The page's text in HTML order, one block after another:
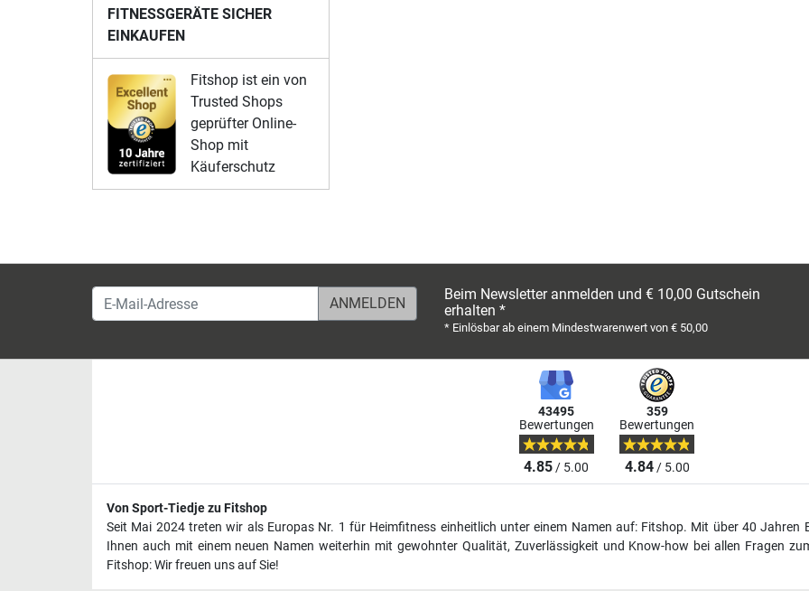
FITNESSGERÄTE SICHER
EINKAUFEN
Fitshop ist ein von
Trusted Shops
geprüfter Online-
Shop mit
Käuferschutz
E-Mail-Adresse
Beim Newsletter anmelden und € 10,00 Gutschein
erhalten *
* Einlösbar ab einem Mindestwarenwert von € 50,00
43495
Bewertungen
4.85/ 5.00
359
Bewertungen
4.84/ 5.00
Von Sport-Tiedje zu Fitshop
Seit Mai 2024 treten wir als Europas Nr. 1 für Heimfitness einheitlich unter einem Namen auf: Fitshop. Mit über 40
Ihnen auch mit einem neuen Namen weiterhin mit gewohnter Qualität, Zuverlässigkeit und Know-how bei allen Fragen
Fitshop: Wir freuen uns auf Sie!